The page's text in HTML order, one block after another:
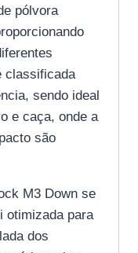
pólvora
classificada
sendo ideal
e caça, onde a
são
M3 Down se
otimizada para
dos